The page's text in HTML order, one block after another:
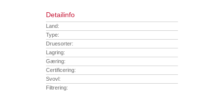
Detailinfo
Land:
Type:
Druesorter:
Lagring:
Gæring:
Certificering:
Svovl:
Filtrering: